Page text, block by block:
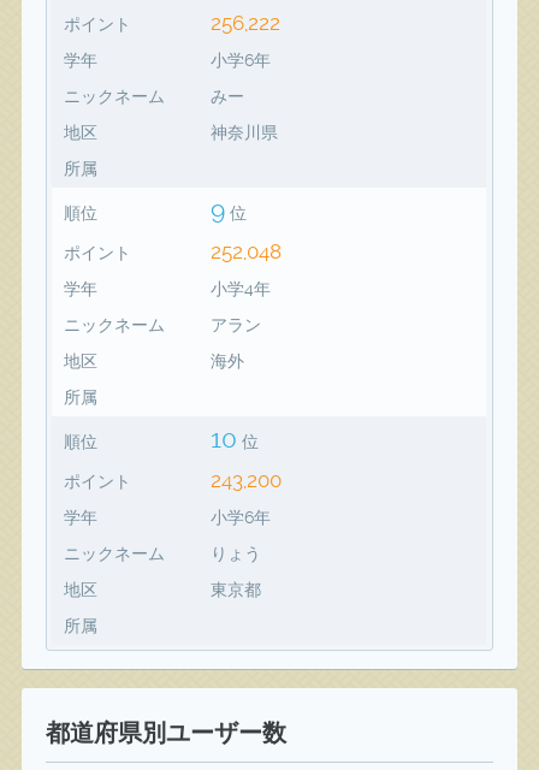
ポイント 256,222
学年
小学6年
ニックネーム
みー
地区
神奈川県
所属
順位 9 位
ポイント 252,048
学年
小学4年
ニックネーム
アラン
地区
海外
所属
順位 10 位
ポイント 243,200
学年
小学6年
ニックネーム
りょう
地区
東京都
所属
都道府県別ユーザー数